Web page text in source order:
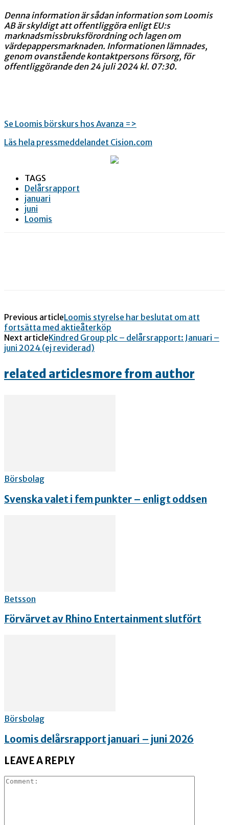
Denna information är sådan information som Loomis
AB är skyldigt att offentliggöra enligt EU:s
marknadsmissbruksförordning och lagen om
värdepappersmarknaden. Informationen lämnades,
genom ovanstående kontaktpersons försorg, för
offentliggörande den 24 juli 2024 kl. 07:30.
Se Loomis börskurs hos Avanza =>
Läs hela pressmeddelandet Cision.com
TAGS
Delårsrapport
januari
juni
Loomis
Previous articleLoomis styrelse har beslutat om att
fortsätta med aktieåterköp
Next articleKindred Group plc – delårsrapport: Januari –
juni 2024 (ej reviderad)
related articlesmore from author
Börsbolag
Svenska valet i fem punkter – enligt oddsen
Betsson
Förvärvet av Rhino Entertainment slutfört
Börsbolag
Loomis delårsrapport januari – juni 2026
LEAVE A REPLY